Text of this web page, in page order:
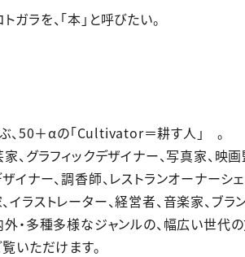
ラを、「本」と呼びたい。
、50＋αの「Cultivator＝耕す人」 。​
家、グラフィックデザイナー、写真家、映
ザイナー、調香師、レストランオーナーシェ
イラストレーター、経営者、音楽家、ブラ
外・多種多様なジャンルの、幅広い世代
いただけます。​